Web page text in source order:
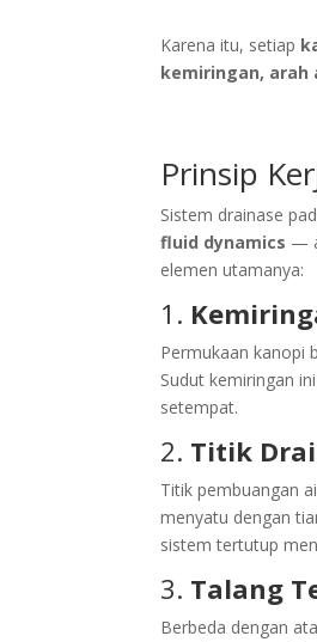
Karena itu, setiap
kemiringan, arah
Prinsip
Sistem drainase
fluid dynamics —
elemen utamanya:
1.
Permukaan kanopi
Sudut kemiringan
setempat.
2. Titik
Titik pembuangan
menyatu dengan
sistem tertutup
3. Talang
Berbeda dengan